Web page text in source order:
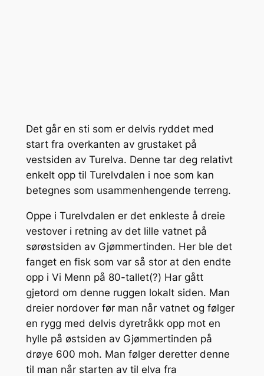
Det går en sti som er delvis ryddet med
start fra overkanten av grustaket på
vestsiden av Turelva. Denne tar deg relativt
enkelt opp til Turelvdalen i noe som kan
betegnes som usammenhengende terreng.
Oppe i Turelvdalen er det enkleste å dreie
vestover i retning av det lille vatnet på
sørøstsiden av Gjømmertinden. Her ble det
fanget en fisk som var så stor at den endte
opp i Vi Menn på 80-tallet(?) Har gått
gjetord om denne ruggen lokalt siden. Man
dreier nordover før man når vatnet og følger
en rygg med delvis dyretråkk opp mot en
hylle på østsiden av Gjømmertinden på
drøye 600 moh. Man følger deretter denne
til man når starten av til elva fra